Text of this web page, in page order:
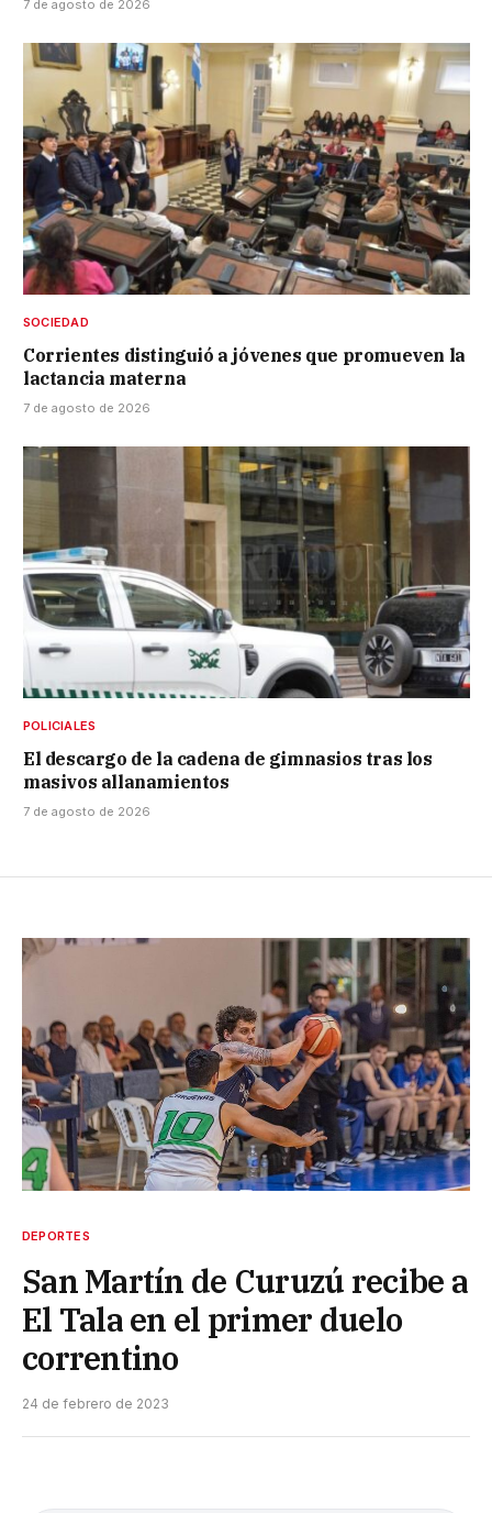
7 de agosto de 2026
SOCIEDAD
Corrientes distinguió a jóvenes que promueven la
lactancia materna
7 de agosto de 2026
POLICIALES
El descargo de la cadena de gimnasios tras los
masivos allanamientos
7 de agosto de 2026
DEPORTES
San Martín de Curuzú recibe a
El Tala en el primer duelo
correntino
24 de febrero de 2023